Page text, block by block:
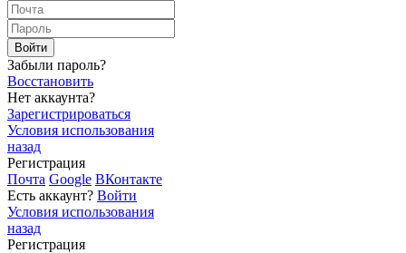
Войти
Забыли пароль?
Восстановить
Нет аккаунта?
Зарегистрироваться
Условия использования
назад
Регистрация
Почта Google ВКонтакте
Есть аккаунт? Войти
Условия использования
назад
Регистрация